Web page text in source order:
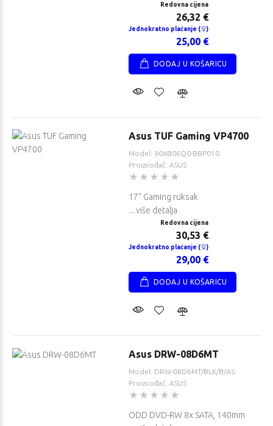
Redovna cijena
26,32 €
Jednokratno plaćanje ( )
25,00 €
DODAJ U KOŠARICU
Asus TUF Gaming VP4700
Model: 90XB06Q0-BBP010
Proizvođač: ASUS
17" Gaming ruksak
... više detalja
Redovna cijena
30,53 €
Jednokratno plaćanje ( )
29,00 €
DODAJ U KOŠARICU
Asus DRW-08D6MT
Model: DRW-08D6MT/BLK/B/AS
Proizvođač: ASUS
ODD DVD-RW 8x SATA, 140mm